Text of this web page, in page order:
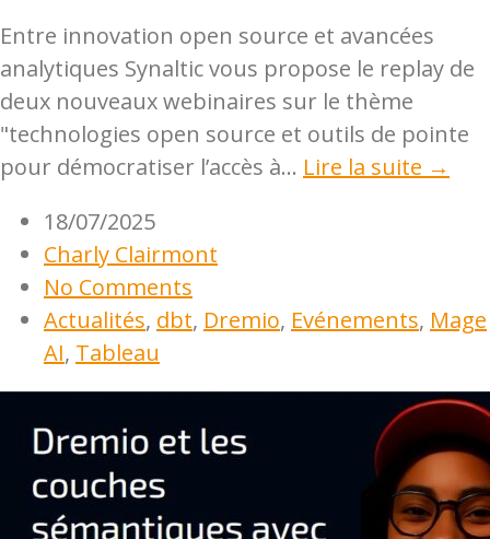
Entre innovation open source et avancées
analytiques Synaltic vous propose le replay de
deux nouveaux webinaires sur le thème
"technologies open source et outils de pointe
pour démocratiser l’accès à... Lire la suite →
18/07/2025
Charly Clairmont
No Comments
Actualités, dbt, Dremio, Evénements, Mage
AI, Tableau